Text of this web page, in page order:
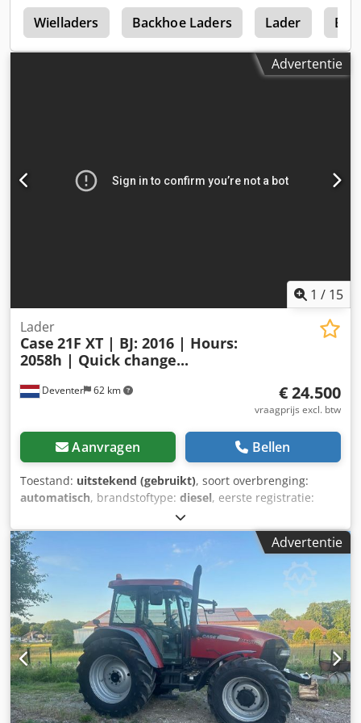
Wielladers Backhoe Laders Lader
Advertentie
1 / 15
Deventer 62 km
Lader
Case 21F XT | BJ: 2016 | Hours:
2058h | Quick change...
€ 24.500
vraagprijs excl. btw
Aanvragen Bellen
Toestand: uitstekend (gebruikt), soort overbrenging:
automatisch, brandstoftype: diesel, eerste registratie:
, bedrijfsturen:
cabine, = Verdere opties en accessoires = - Afgesloten
cabine Dedozp N Umjpfx Af Ujkr - Radio/cd-speler =
Opmerkingen = CASE 21F XT wiellader, bouwjaar 2016, met
slechts 2.058 draaiuren. Deze compacte en krachtige
wiellader komt uit Duitsland en verkeert in een goede,
onderhouden staat. De machine is direct inzetbaar en is
ideaal voor grondwerk, landbouw, recycling,
bestratingswerkzaamheden en werkzaamheden op het
bedrijfsterrein. De machine is uitgerust met een
hydraulische snelsluitkoppeling en een extra hydraulische
functie aan de voorzijde. Hierdoor kunnen verschillende
aanbouwwerktuigen probleemloos worden gebruikt. De
Advertentie